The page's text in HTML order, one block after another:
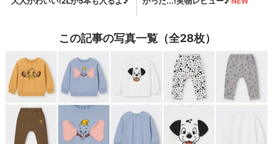
この記事の写真一覧（全28枚）